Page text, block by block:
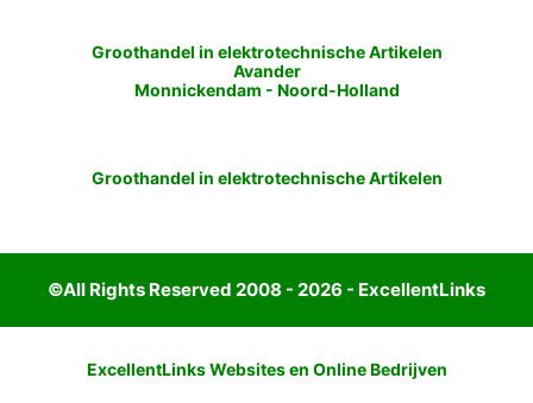
Groothandel in elektrotechnische Artikelen
Avander
Monnickendam - Noord-Holland
Groothandel in elektrotechnische Artikelen
©All Rights Reserved 2008 - 2026 - ExcellentLinks
ExcellentLinks Websites en Online Bedrijven